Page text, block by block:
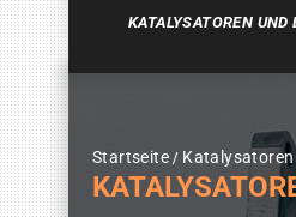
KATALYSATOREN
Startseite Katalysatoren